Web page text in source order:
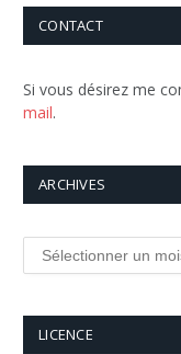
CONTACT
Si vous désirez me
mail.
ARCHIVES
Archives
LICENCE